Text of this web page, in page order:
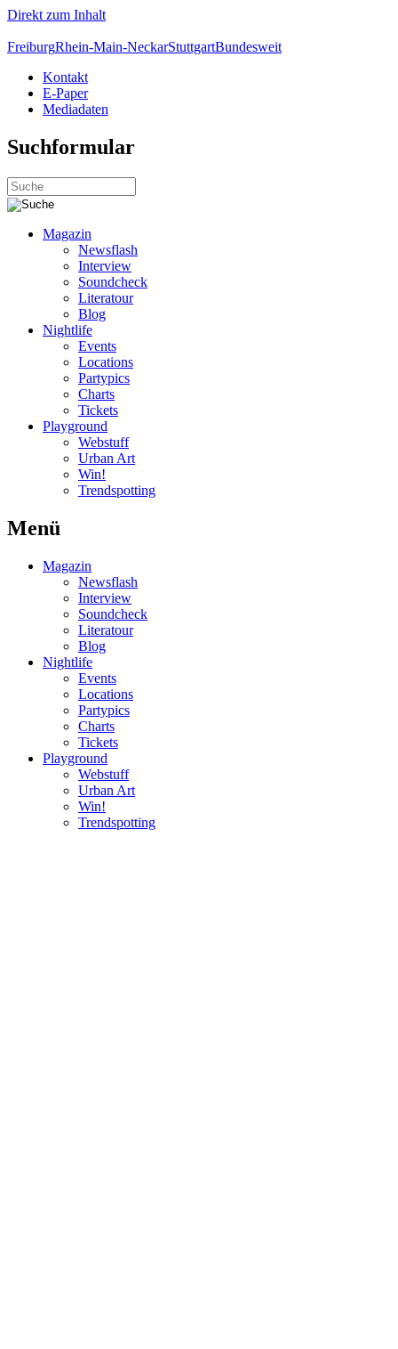
Direkt zum Inhalt
FreiburgRhein-Main-NeckarStuttgartBundesweit
Kontakt
E-Paper
Mediadaten
Suchformular
Magazin
Newsflash
Interview
Soundcheck
Literatour
Blog
Nightlife
Events
Locations
Partypics
Charts
Tickets
Playground
Webstuff
Urban Art
Win!
Trendspotting
Menü
Magazin
Newsflash
Interview
Soundcheck
Literatour
Blog
Nightlife
Events
Locations
Partypics
Charts
Tickets
Playground
Webstuff
Urban Art
Win!
Trendspotting